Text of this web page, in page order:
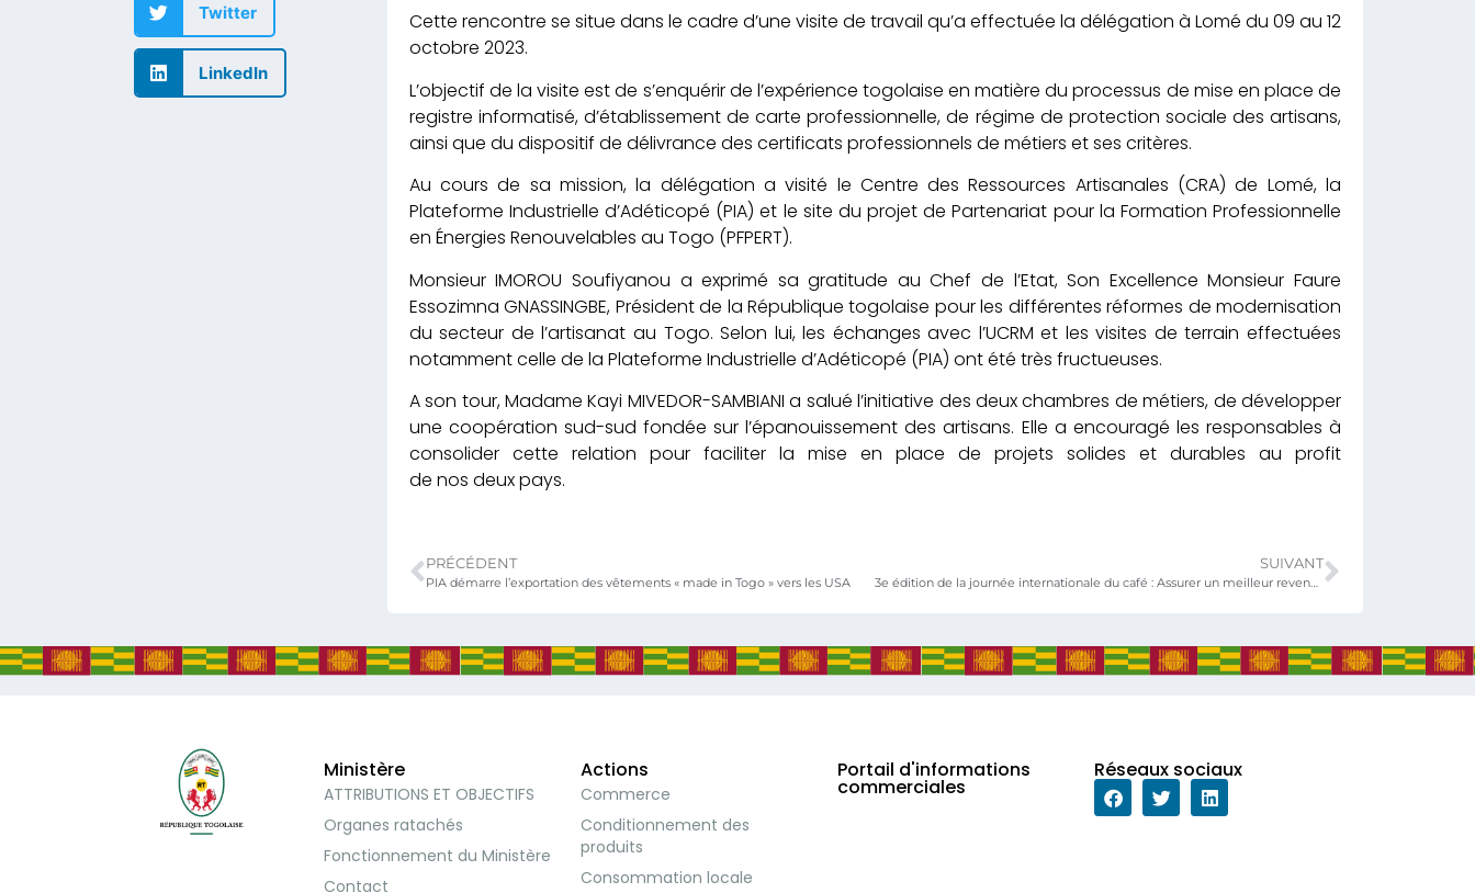
Twitter
LinkedIn
Cette rencontre se situe dans le cadre d’une visite de travail qu’a effectuée la délégation à Lomé du 09 au 12
octobre 2023.
L’objectif de la visite est de s’enquérir de l’expérience togolaise en matière du processus de mise en place de
registre informatisé, d’établissement de carte professionnelle, de régime de protection sociale des artisans,
ainsi que du dispositif de délivrance des certificats professionnels de métiers et ses critères.
Au cours de sa mission, la délégation a visité le Centre des Ressources Artisanales (CRA) de Lomé, la
Plateforme Industrielle d’Adéticopé (PIA) et le site du projet de Partenariat pour la Formation Professionnelle
en Énergies Renouvelables au Togo (PFPERT).
Monsieur IMOROU Soufiyanou a exprimé sa gratitude au Chef de l’Etat, Son Excellence Monsieur Faure
Essozimna GNASSINGBE, Président de la République togolaise pour les différentes réformes de modernisation
du secteur de l’artisanat au Togo. Selon lui, les échanges avec l’UCRM et les visites de terrain effectuées
notamment celle de la Plateforme Industrielle d’Adéticopé (PIA) ont été très fructueuses.
A son tour, Madame Kayi MIVEDOR-SAMBIANI a salué l’initiative des deux chambres de métiers, de développer
une coopération sud-sud fondée sur l’épanouissement des artisans. Elle a encouragé les responsables à
consolider cette relation pour faciliter la mise en place de projets solides et durables au profit
de nos deux pays.
PRÉCÉDENT
PIA démarre l’exportation des vêtements « made in Togo » vers les USA
SUIVANT
3e édition de la journée internationale du café : Assurer un meilleur revenu aux producteurs, un des défis majeurs des pays africains exportateurs
Ministère
ATTRIBUTIONS ET OBJECTIFS
Organes ratachés
Fonctionnement du Ministère
Contact
Actions
Commerce
Conditionnement des
produits
Consommation locale
Portail d'informations
commerciales
Réseaux sociaux